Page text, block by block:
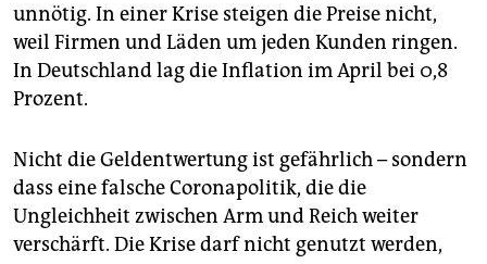
unnötig. In einer Krise steigen die Preise nicht,
weil Firmen und Läden um jeden Kunden ringen.
In Deutschland lag die Inflation im April bei 0,8
Prozent.
Nicht die Geldentwertung ist gefährlich – sondern
dass eine falsche Coronapolitik, die die
Ungleichheit zwischen Arm und Reich weiter
verschärft. Die Krise darf nicht genutzt werden,